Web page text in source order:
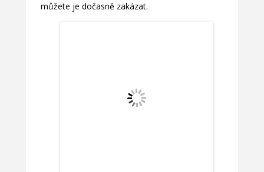
můžete je dočasně zakázat.